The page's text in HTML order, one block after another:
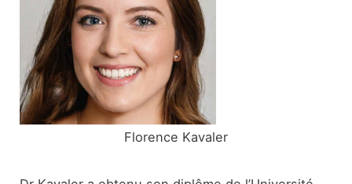
:
Florence Kavaler